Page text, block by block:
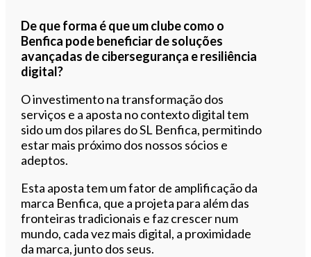
De que forma é que um clube como o
Benfica pode beneficiar de soluções
avançadas de cibersegurança e resiliência
digital?
O investimento na transformação dos
serviços e a aposta no contexto digital tem
sido um dos pilares do SL Benfica, permitindo
estar mais próximo dos nossos sócios e
adeptos.
Esta aposta tem um fator de amplificação da
marca Benfica, que a projeta para além das
fronteiras tradicionais e faz crescer num
mundo, cada vez mais digital, a proximidade
da marca, junto dos seus.